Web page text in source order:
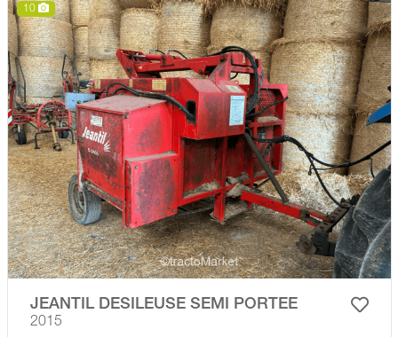
10
JEANTIL DESILEUSE SEMI PORTEE
2015